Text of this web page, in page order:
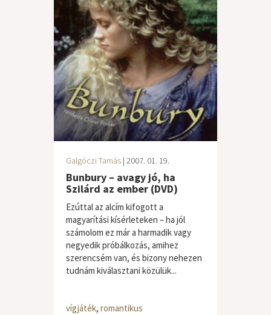
Galgóczi Tamás | 2007. 01. 19.
Bunbury – avagy jó, ha
Szilárd az ember (DVD)
Ezúttal az alcím kifogott a
magyarítási kísérleteken – ha jól
számolom ez már a harmadik vagy
negyedik próbálkozás, amihez
szerencsém van, és bizony nehezen
tudnám kiválasztani közülük...
vígjáték, romantikus